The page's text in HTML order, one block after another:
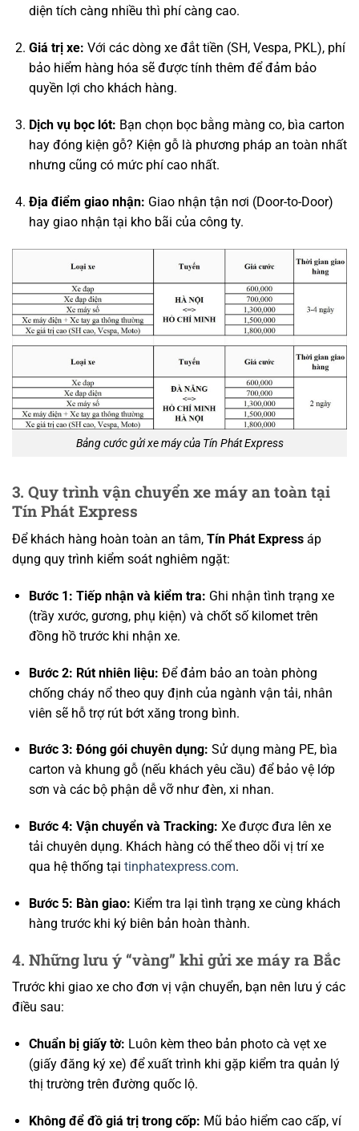
diện tích càng nhiều thì phí càng cao.
Giá trị xe: Với các dòng xe đắt tiền (SH, Vespa, PKL), phí
bảo hiểm hàng hóa sẽ được tính thêm để đảm bảo
quyền lợi cho khách hàng.
Dịch vụ bọc lót: Bạn chọn bọc bằng màng co, bìa carton
hay đóng kiện gỗ? Kiện gỗ là phương pháp an toàn nhất
nhưng cũng có mức phí cao nhất.
Địa điểm giao nhận: Giao nhận tận nơi (Door-to-Door)
hay giao nhận tại kho bãi của công ty.
Bảng cước gửi xe máy của Tín Phát Express
3. Quy trình vận chuyển xe máy an toàn tại
Tín Phát Express
Để khách hàng hoàn toàn an tâm, Tín Phát Express áp
dụng quy trình kiểm soát nghiêm ngặt:
Bước 1: Tiếp nhận và kiểm tra: Ghi nhận tình trạng xe
(trầy xước, gương, phụ kiện) và chốt số kilomet trên
đồng hồ trước khi nhận xe.
Bước 2: Rút nhiên liệu: Để đảm bảo an toàn phòng
chống cháy nổ theo quy định của ngành vận tải, nhân
viên sẽ hỗ trợ rút bớt xăng trong bình.
Bước 3: Đóng gói chuyên dụng: Sử dụng màng PE, bìa
carton và khung gỗ (nếu khách yêu cầu) để bảo vệ lớp
sơn và các bộ phận dễ vỡ như đèn, xi nhan.
Bước 4: Vận chuyển và Tracking: Xe được đưa lên xe
tải chuyên dụng. Khách hàng có thể theo dõi vị trí xe
qua hệ thống tại tinphatexpress.com.
Bước 5: Bàn giao: Kiểm tra lại tình trạng xe cùng khách
hàng trước khi ký biên bản hoàn thành.
4. Những lưu ý “vàng” khi gửi xe máy ra Bắc
Trước khi giao xe cho đơn vị vận chuyển, bạn nên lưu ý các
điều sau:
Chuẩn bị giấy tờ: Luôn kèm theo bản photo cà vẹt xe
(giấy đăng ký xe) để xuất trình khi gặp kiểm tra quản lý
thị trường trên đường quốc lộ.
Không để đồ giá trị trong cốp: Mũ bảo hiểm cao cấp, ví